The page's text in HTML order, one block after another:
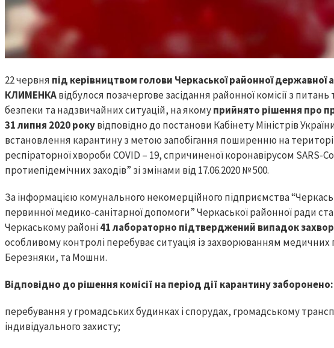
22 червня під керівництвом голови Черкаської районної державної
КЛИМЕНКАвідбулося позачергове засідання районної комісії з
безпеки та надзвичайних ситуацій, на якомуприйнято рішення про
31 липня 2020 рокувідповідно до постанови Кабінету Міністрів
встановлення карантину з метою запобігання поширенню на території
респіраторної хвороби COVID – 19, спричиненої коронавірусом SARS-
протиепідемічних заходів” зі змінами від 17.06.2020 № 500.
За інформацією комунального некомерційного підприємства
первинної медико-санітарної допомоги” Черкаської районної ради
Черкаському районі41 лабораторно підтверджений випадок
особливому контролі перебуває ситуація із захворюванням медичних
Березняки, та Мошни.
Відповідно до рішення комісії на період дії карантину заборонено:
перебування у громадських будинках і спорудах, громадському
індивідуального захисту;